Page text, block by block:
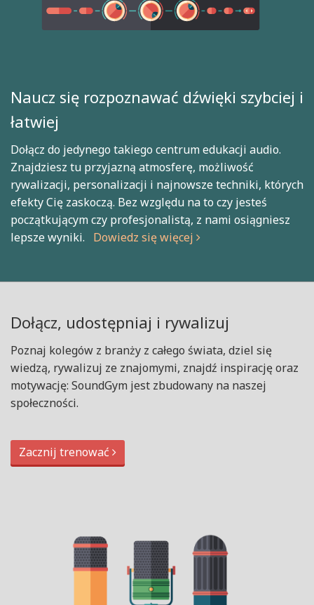
Naucz się rozpoznawać dźwięki szybciej i
łatwiej
Dołącz do jedynego takiego centrum edukacji audio.
Znajdziesz tu przyjazną atmosferę, możliwość
rywalizacji, personalizacji i najnowsze techniki, których
efekty Cię zaskoczą. Bez względu na to czy jesteś
początkującym czy profesjonalistą, z nami osiągniesz
lepsze wyniki. Dowiedz się więcej
Dołącz, udostępniaj i rywalizuj
Poznaj kolegów z branży z całego świata, dziel się
wiedzą, rywalizuj ze znajomymi, znajdź inspirację oraz
motywację: SoundGym jest zbudowany na naszej
społeczności.
Zacznij trenować